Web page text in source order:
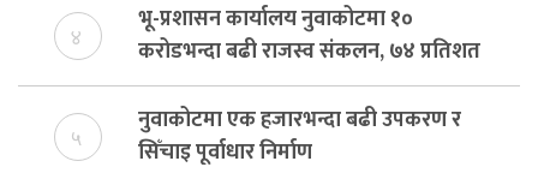
४
भू-प्रशासन कार्यालय नुवाकोटमा १०
करोडभन्दा बढी राजस्व संकलन, ७४ प्रतिशत
बेरुजु फर्छयौट
५
नुवाकोटमा एक हजारभन्दा बढी उपकरण र
सिँचाइ पूर्वाधार निर्माण